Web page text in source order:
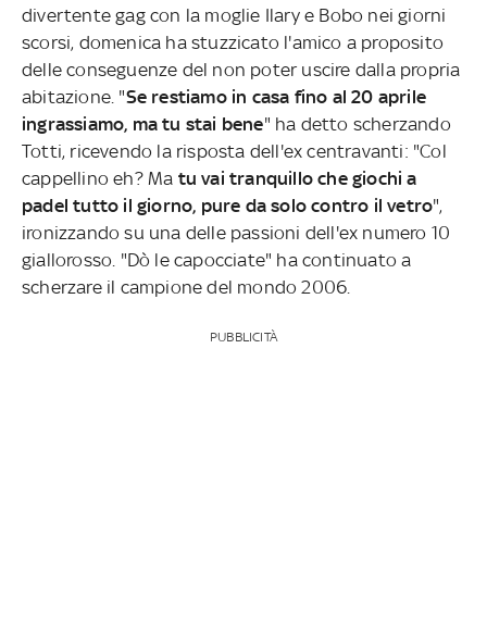
divertente gag con la moglie Ilary e Bobo nei giorni
scorsi, domenica ha stuzzicato l'amico a proposito
delle conseguenze del non poter uscire dalla propria
abitazione. "Se restiamo in casa fino al 20 aprile
ingrassiamo, ma tu stai bene" ha detto scherzando
Totti, ricevendo la risposta dell'ex centravanti: "Col
cappellino eh? Ma tu vai tranquillo che giochi a
padel tutto il giorno, pure da solo contro il vetro",
ironizzando su una delle passioni dell'ex numero 10
giallorosso. "Dò le capocciate" ha continuato a
scherzare il campione del mondo 2006.
PUBBLICITÀ